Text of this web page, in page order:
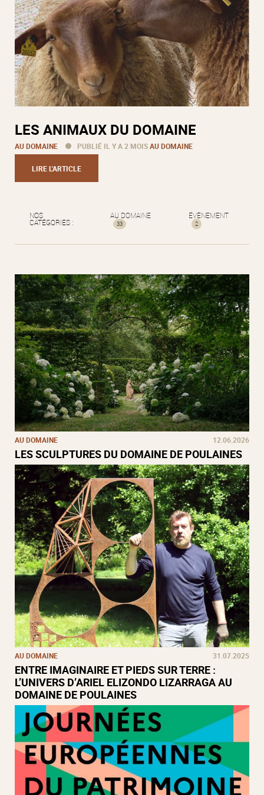
LES ANIMAUX DU DOMAINE
AU DOMAINE PUBLIÉ IL Y A 2 MOISAU DOMAINE
LIRE L'ARTICLE
NOS
CATÉGORIES :
AU DOMAINE
33
ÉVÈNEMENT
2
AU DOMAINE 12.06.2026
LES SCULPTURES DU DOMAINE DE POULAINES
AU DOMAINE 31.07.2025
ENTRE IMAGINAIRE ET PIEDS SUR TERRE :
L’UNIVERS D’ARIEL ELIZONDO LIZARRAGA AU
DOMAINE DE POULAINES